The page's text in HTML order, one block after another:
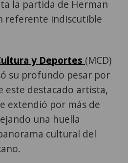
la partida de Herman
referente indiscutible
y Deportes (MCD)
su profundo pesar por
este destacado artista,
extendió por más de
una huella
cultural del